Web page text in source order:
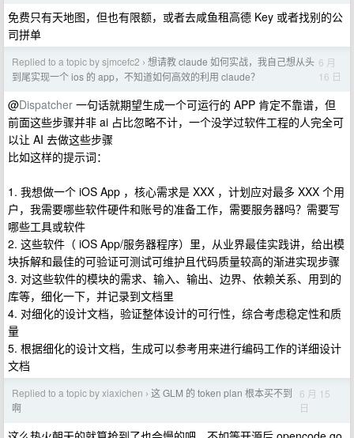
免费只有天地图，但也有限额，或者去咸鱼租高德 Key 或者找别的公
司拼单
Replied to a topic by sjmcefc2 › 想请教 claude 如何实战，我自己想从头
到尾实现一个 ios 的 app，不知道如何高效的利用 claude？
6 月
16 日
@Dispatcher 一句话就期望生成一个可运行的 APP 肯定不靠谱，但
前面这些步骤并非 ai 占比忽略不计，一个没学过软件工程的人完全可
以让 AI 去做这些步骤
比如这样的提示词：
1. 我想做一个 iOS App ，核心需求是 XXX ，计划应对最多 XXX 个用
户，我需要哪些软件硬件和账号的准备工作，需要服务器吗？需要写
哪些工具或软件
2. 这些软件（ iOS App/服务器程序）里，从业界最佳实践讲，给出模
块拆解和最佳的可验证可测试可维护且代码质量较高的渐进实现步骤
3. 对这些软件的模块的需求、输入、输出、边界、依赖关系、用到的
库等，细化一下，并记录到文档里
4. 对细化的设计文档，验证整体设计的可行性，综合考虑稳定性和质
量
5. 根据细化的设计文档，生成可以参考用来进行编码工作的详细设计
文档
Replied to a topic by xiaxichen › 这 GLM 的 token plan 根本买不到
啊
6 月 15
日